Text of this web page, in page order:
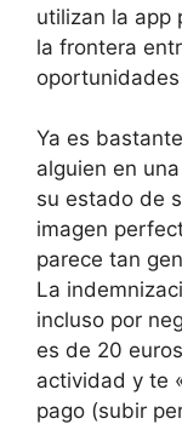
utilizan la app
la frontera
Ya es
alguien en
su estado de
imagen
parece tan
La
incluso por
es de 20
actividad y te
pago (subir